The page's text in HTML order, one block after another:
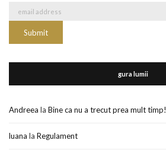
gura lumii
Andreea la Bine ca nu a trecut prea mult timp!
luana la Regulament